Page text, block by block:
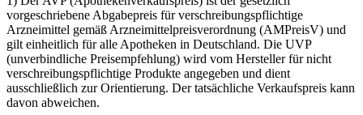
vorgeschriebene Abgabepreis für verschreibungspflichtige
Arzneimittel gemäß Arzneimittelpreisverordnung (AMPreisV) und
gilt einheitlich für alle Apotheken in Deutschland. Die UVP
(unverbindliche Preisempfehlung) wird vom Hersteller für nicht
verschreibungspflichtige Produkte angegeben und dient
ausschließlich zur Orientierung. Der tatsächliche Verkaufspreis kann
davon abweichen.